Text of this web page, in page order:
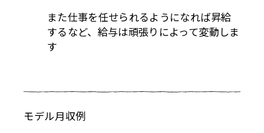
また仕事を任せられるようになれば昇給
するなど、給与は頑張りによって変動しま
す
モデル月収例